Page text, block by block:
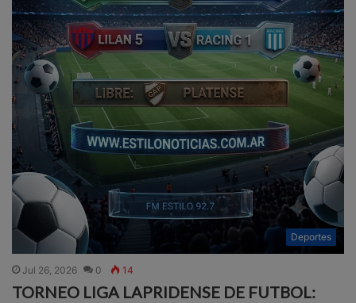
Deportes
Jul 26, 2026 0 14
TORNEO LIGA LAPRIDENSE DE FUTBOL: